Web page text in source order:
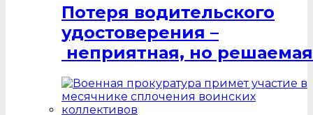
Потеря водительского
удостоверения –
неприятная, но